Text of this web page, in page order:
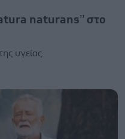
naturans’’ στο
υγείας.